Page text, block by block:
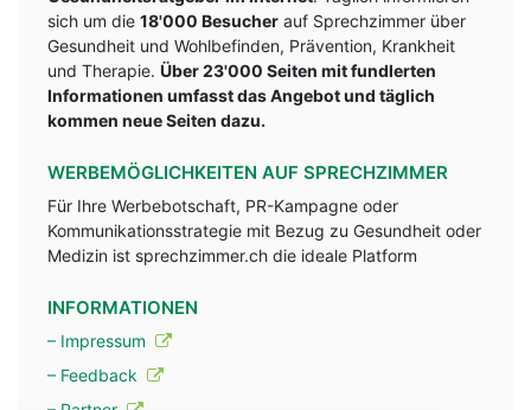
sich um die 18'000 Besucher auf Sprechzimmer über
Gesundheit und Wohlbefinden, Prävention, Krankheit
und Therapie. Über 23'000 Seiten mit fundlerten
Informationen umfasst das Angebot und täglich
kommen neue Seiten dazu.
WERBEMÖGLICHKEITEN AUF SPRECHZIMMER
Für Ihre Werbebotschaft, PR-Kampagne oder
Kommunikationsstrategie mit Bezug zu Gesundheit oder
Medizin ist sprechzimmer.ch die ideale Platform
INFORMATIONEN
– Impressum
– Feedback